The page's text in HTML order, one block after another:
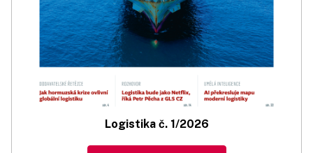
Logistika č. 1/2026